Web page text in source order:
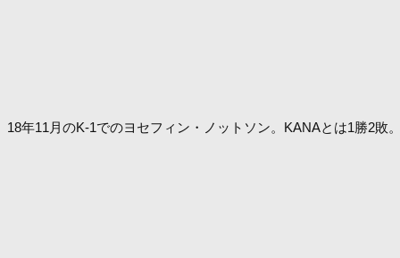
18年11月のK-1でのヨセフィン・ノットソン。KANAとは1勝2